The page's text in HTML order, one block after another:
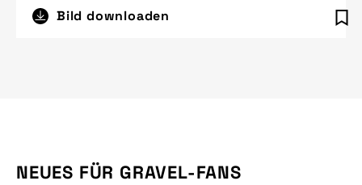
Bild downloaden
NEUES FÜR GRAVEL-FANS